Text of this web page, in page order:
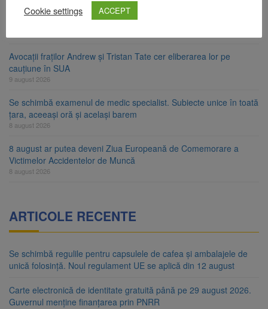
La 97 de ani, a doborât propriul record mondial. Betty Bromage a
zburat din nou pe aripa unui avion
Avocații fraților Andrew și Tristan Tate cer eliberarea lor pe
cauțiune în SUA
9 august 2026
Se schimbă examenul de medic specialist. Subiecte unice în toată
țara, aceeași oră și același barem
8 august 2026
8 august ar putea deveni Ziua Europeană de Comemorare a
Victimelor Accidentelor de Muncă
8 august 2026
ARTICOLE RECENTE
Se schimbă regulile pentru capsulele de cafea și ambalajele de
unică folosință. Noul regulament UE se aplică din 12 august
Carte electronică de identitate gratuită până pe 29 august 2026.
Guvernul menține finanțarea prin PNRR
Cookie settings
ACCEPT